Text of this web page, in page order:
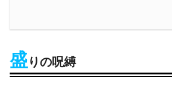
盛りの呪縛